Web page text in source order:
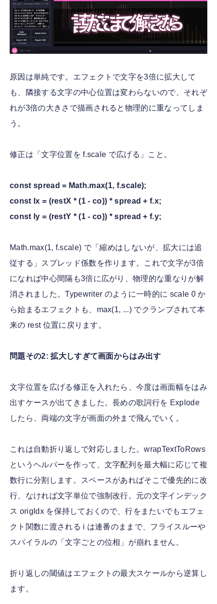
原因は単純です。エフェクトで文字を3倍に拡大して
も、隣接する文字の中心位置は変わらないので、それぞ
れが3倍の大きさで描画されると物理的に重なってしま
う。
修正は「文字位置を f.scale で広げる」こと。
const spread = Math.max(1, f.scale);
const lx = (restX * (1 - co)) * spread + f.x;
const ly = (restY * (1 - co)) * spread + f.y;
Math.max(1, f.scale) で「縮めはしないが、拡大には追
従する」スプレッド係数を作ります。これで文字が3倍
になれば中心間隔も3倍に広がり、物理的な重なりが解
消されました。Typewriter のように一時的に scale 0 か
ら始まるエフェクトも、max(1, ...) でクランプされて本
来の rest 位置に戻ります。
問題その2: 拡大しすぎて画面からはみ出す
文字位置を広げる修正を入れたら、今度は画面幅をはみ
出すケースが出てきました。長めの歌詞行を Explode
したら、両端の文字が画面の外まで飛んでいく。
これは自動折り返しで対応しました。wrapTextToRows
というヘルパーを作って、文字配列を最大幅に応じて複
数行に分割します。スペースがあればそこで優先的に改
行、なければ文字単位で強制改行。元の文字インデック
ス origIdx を保持しておくので、行をまたいでもエフェ
クト関数に渡される i は連番のままで、フライスルーや
スパイラルの「文字ごとの位相」が崩れません。
折り返しの閾値はエフェクトの最大スケールから逆算し
ます。